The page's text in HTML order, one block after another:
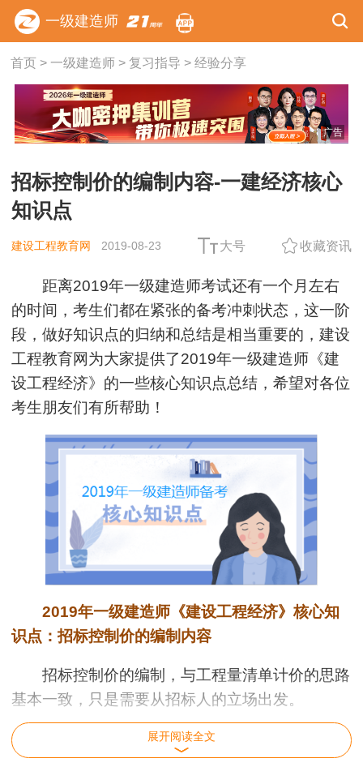
一级建造师
首页> 一级建造师> 复习指导 > 经验分享
广告
招标控制价的编制内容-一建经济核心
知识点
建设工程教育网 2019-08-23 大号 收藏资讯
距离2019年一级建造师考试还有一个月左右
的时间，考生们都在紧张的备考冲刺状态，这一阶
段，做好知识点的归纳和总结是相当重要的，建设
工程教育网为大家提供了2019年一级建造师《建
设工程经济》的一些核心知识点总结，希望对各位
考生朋友们有所帮助！
2019年一级建造师《建设工程经济》核心知
识点：招标控制价的编制内容
招标控制价的编制，与工程量清单计价的思路
基本一致，只是需要从招标人的立场出发。
（1）分部分项工程费
展开阅读全文